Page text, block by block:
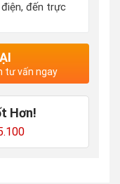
đến trực
tư vấn ngay
Hơn!